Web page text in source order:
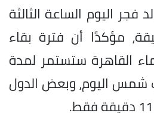
فجر اليوم الساعة الثالثة
مؤكدًا أن فترة بقاء
القاهرة ستستمر لمدة
شمس اليوم، وبعض الدول